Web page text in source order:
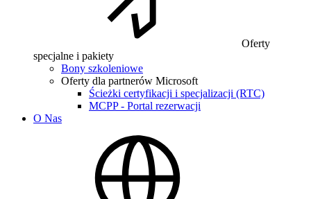
Oferty
specjalne i pakiety
Bony szkoleniowe
Oferty dla partnerów Microsoft
Ścieżki certyfikacji i specjalizacji (RTC)
MCPP - Portal rezerwacji
O Nas